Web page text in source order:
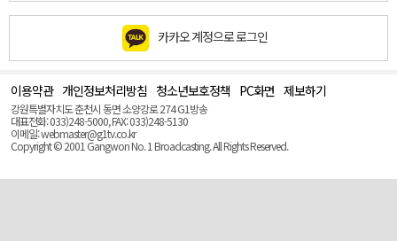
카카오 계정으로 로그인
이용약관 개인정보처리방침 청소년보호정책 PC화면 제보하기
강원특별자치도 춘천시 동면 소양강로 274 G1방송
대표전화: 033)248-5000, FAX: 033)248-5130
이메일: webmaster@g1tv.co.kr
Copyright © 2001 Gangwon No. 1 Broadcasting. All Rights Reserved.